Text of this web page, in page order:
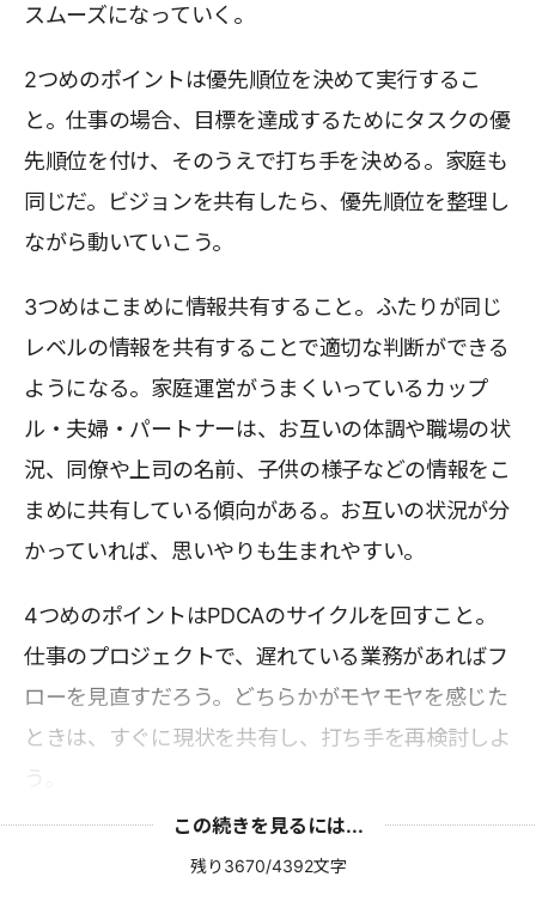
スムーズになっていく。
2つめのポイントは優先順位を決めて実行するこ
と。仕事の場合、目標を達成するためにタスクの優
先順位を付け、そのうえで打ち手を決める。家庭も
同じだ。ビジョンを共有したら、優先順位を整理し
ながら動いていこう。
3つめはこまめに情報共有すること。ふたりが同じ
レベルの情報を共有することで適切な判断ができる
ようになる。家庭運営がうまくいっているカップ
ル・夫婦・パートナーは、お互いの体調や職場の状
況、同僚や上司の名前、子供の様子などの情報をこ
まめに共有している傾向がある。お互いの状況が分
かっていれば、思いやりも生まれやすい。
4つめのポイントはPDCAのサイクルを回すこと。
仕事のプロジェクトで、遅れている業務があればフ
ローを見直すだろう。どちらかがモヤモヤを感じた
ときは、すぐに現状を共有し、打ち手を再検討しよ
う。
この続きを見るには...
残り3670/4392文字